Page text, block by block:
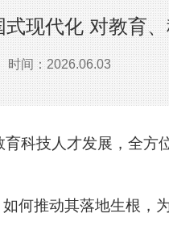
现代化 对教育
时间：2026.06.03
科技人才发展，全方
何推动其落地生根，